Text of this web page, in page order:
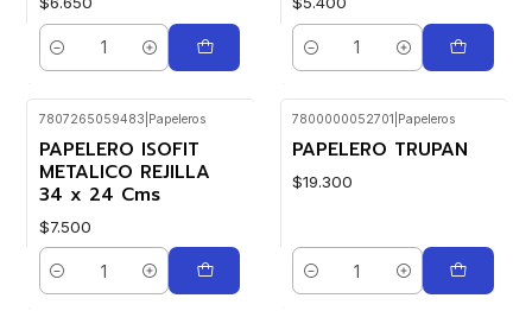
Cantidad Cantidad
7807265059483 Papeleros
PAPELERO ISOFIT
METALICO REJILLA
34 x 24 Cms
$7.500
Cantidad
7800000052701 Papeleros
PAPELERO TRUPAN
$19.300
Cantidad